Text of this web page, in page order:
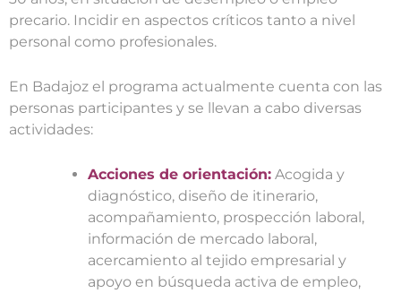
precario. Incidir en aspectos críticos tanto a nivel
personal como profesionales.
En Badajoz el programa actualmente cuenta con las
personas participantes y se llevan a cabo diversas
actividades:
Acciones de orientación: Acogida y
diagnóstico, diseño de itinerario,
acompañamiento, prospección laboral,
información de mercado laboral,
acercamiento al tejido empresarial y
apoyo en búsqueda activa de empleo,